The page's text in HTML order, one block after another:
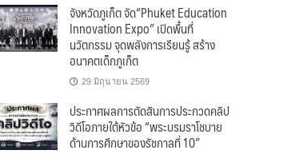
จังหวัดภูเก็ต จัด“Phuket Education
Innovation Expo” เปิดพื้นที่
นวัตกรรม จุดพลังการเรียนรู้ สร้าง
อนาคตเด็กภูเก็ต
29 มิถุนายน 2569
ประกาศผลการตัดสินการประกวดคลิป
วิดีโอภายใต้หัวข้อ “พระบรมราโชบาย
ด้านการศึกษาของรัชกาลที่ 10”